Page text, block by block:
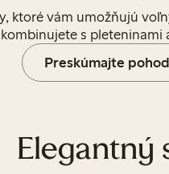
ktoré vám umožňujú
s pleteninami
Preskúmajte
Elegantný